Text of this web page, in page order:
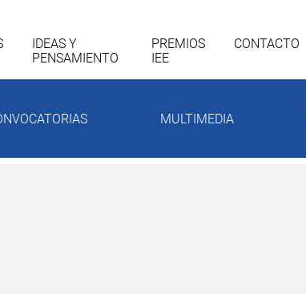
MULTIMEDIA
IDEAS Y
PENSAMIENTO
PREMIOS
IEE
CONTACTO